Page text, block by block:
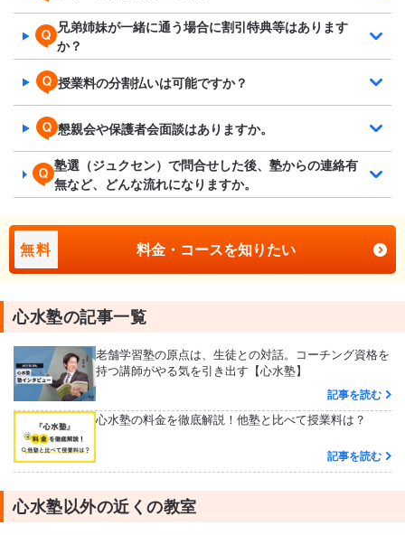
兄弟姉妹が一緒に通う場合に割引特典等はあります
か？
授業料の分割払いは可能ですか？
懇親会や保護者会面談はありますか。
塾選（ジュクセン）で問合せした後、塾からの連絡有
無など、どんな流れになりますか。
無料 料金・コースを知りたい
心水塾の記事一覧
老舗学習塾の原点は、生徒との対話。コーチング資格を
持つ講師がやる気を引き出す【心水塾】
記事を読む
心水塾の料金を徹底解説！他塾と比べて授業料は？
記事を読む
心水塾以外の近くの教室